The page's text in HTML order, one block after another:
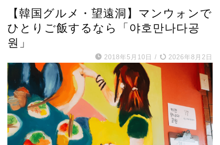
【韓国グルメ・望遠洞】マンウォンで
ひとりご飯するなら「야호만나다공
원」
2018年5月10日 / 2026年8月2日